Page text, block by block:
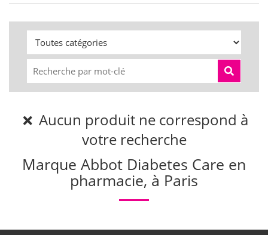
Aucun produit ne correspond à
votre recherche
Marque Abbot Diabetes Care en
pharmacie, à Paris